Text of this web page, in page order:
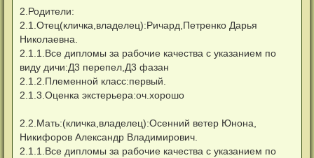
н
о
е
с
о
б
щ
е
н
2.Родители:
2.1.Отец(кличка,владелец):Ричард,Петренко Дарья
Николаевна.
2.1.1.Все дипломы за рабочие качества с указанием по
виду дичи:Д3 перепел,Д3 фазан
2.1.2.Племенной класс:первый.
2.1.3.Оценка экстерьера:оч.хорошо
2.2.Мать:(кличка,владелец):Осенний ветер Юнона,
Никифоров Александр Владимирович.
2.1.1.Все дипломы за рабочие качества с указанием по